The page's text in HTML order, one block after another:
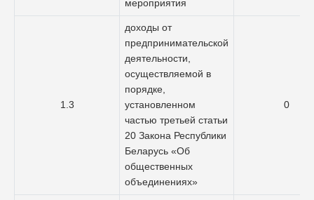
мероприятия
1.3
доходы от
предпринимательской
деятельности,
осуществляемой в
порядке,
установленном
частью третьей статьи
20 Закона Республики
Беларусь «Об
общественных
объединениях»
0